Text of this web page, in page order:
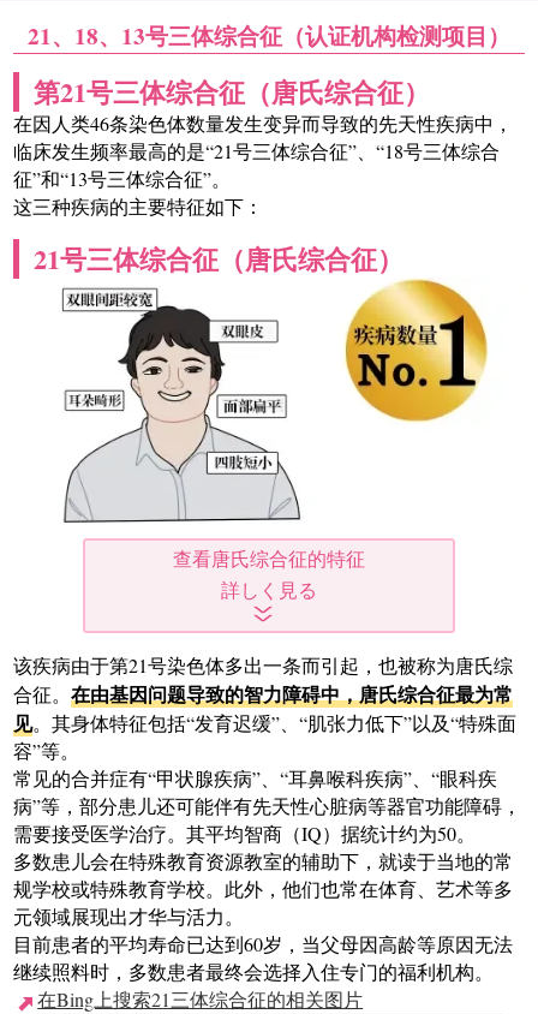
21、18、13号三体综合征（认证机构检测项目）
第21号三体综合征（唐氏综合征）
在因人类46条染色体数量发生变异而导致的先天性疾病中，
临床发生频率最高的是“21号三体综合征”、“18号三体综合
征”和“13号三体综合征”。
这三种疾病的主要特征如下：
21号三体综合征（唐氏综合征）
查看唐氏综合征的特征
该疾病由于第21号染色体多出一条而引起，也被称为唐氏综
合征。在由基因问题导致的智力障碍中，唐氏综合征最为常
见。其身体特征包括“发育迟缓”、“肌张力低下”以及“特殊面
容”等。
常见的合并症有“甲状腺疾病”、“耳鼻喉科疾病”、“眼科疾
病”等，部分患儿还可能伴有先天性心脏病等器官功能障碍，
需要接受医学治疗。其平均智商（IQ）据统计约为50。
多数患儿会在特殊教育资源教室的辅助下，就读于当地的常
规学校或特殊教育学校。此外，他们也常在体育、艺术等多
元领域展现出才华与活力。
目前患者的平均寿命已达到60岁，当父母因高龄等原因无法
继续照料时，多数患者最终会选择入住专门的福利机构。
在Bing上搜索21三体综合征的相关图片